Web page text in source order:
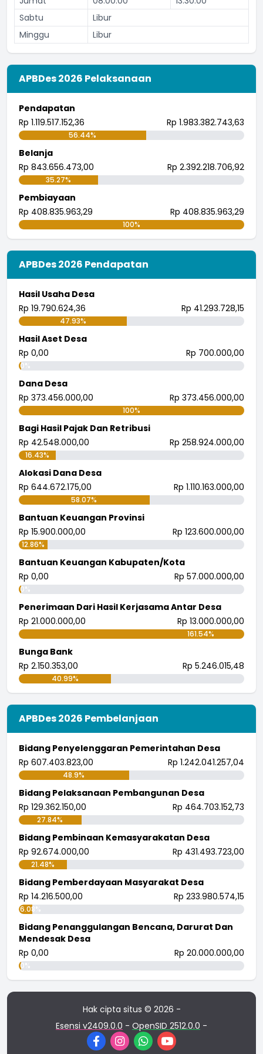
Sabtu
Libur
Minggu
Libur
APBDes 2026 Pelaksanaan
Pendapatan
Rp 1.119.517.152,36
Rp 1.983.382.743,63
56.44%
Belanja
Rp 843.656.473,00
Rp 2.392.218.706,92
35.27%
Pembiayaan
Rp 408.835.963,29
Rp 408.835.963,29
100%
APBDes 2026 Pendapatan
Hasil Usaha Desa
Rp 19.790.624,36
Rp 41.293.728,15
47.93%
Hasil Aset Desa
Rp 0,00
Rp 700.000,00
0%
Dana Desa
Rp 373.456.000,00
Rp 373.456.000,00
100%
Bagi Hasil Pajak Dan Retribusi
Rp 42.548.000,00
Rp 258.924.000,00
16.43%
Alokasi Dana Desa
Rp 644.672.175,00
Rp 1.110.163.000,00
58.07%
Bantuan Keuangan Provinsi
Rp 15.900.000,00
Rp 123.600.000,00
12.86%
Bantuan Keuangan Kabupaten/Kota
Rp 0,00
Rp 57.000.000,00
0%
Penerimaan Dari Hasil Kerjasama Antar Desa
Rp 21.000.000,00
Rp 13.000.000,00
161.54%
Bunga Bank
Rp 2.150.353,00
Rp 5.246.015,48
40.99%
APBDes 2026 Pembelanjaan
Bidang Penyelenggaran Pemerintahan Desa
Rp 607.403.823,00
Rp 1.242.041.257,04
48.9%
Bidang Pelaksanaan Pembangunan Desa
Rp 129.362.150,00
Rp 464.703.152,73
27.84%
Bidang Pembinaan Kemasyarakatan Desa
Rp 92.674.000,00
Rp 431.493.723,00
21.48%
Bidang Pemberdayaan Masyarakat Desa
Rp 14.216.500,00
Rp 233.980.574,15
6.08%
Bidang Penanggulangan Bencana, Darurat Dan
Mendesak Desa
Rp 0,00
Rp 20.000.000,00
0%
Hak cipta situs © 2026 -
Esensi v2409.0.0 - OpenSID 2512.0.0 -